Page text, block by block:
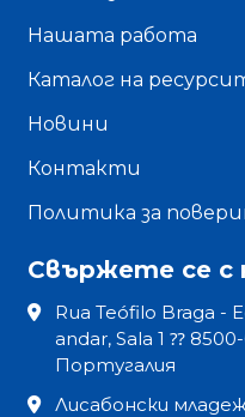
Нашата работа
Каталог на
Новини
Контакти
Политика за
Свържете се с
Rua Teófilo Braga -
andar, Sala 1 ⁇
Португалия
Лисабонски